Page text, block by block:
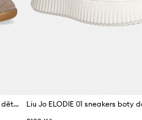
Liu Jo CONNOR 01 sneakers boty dětské semišové